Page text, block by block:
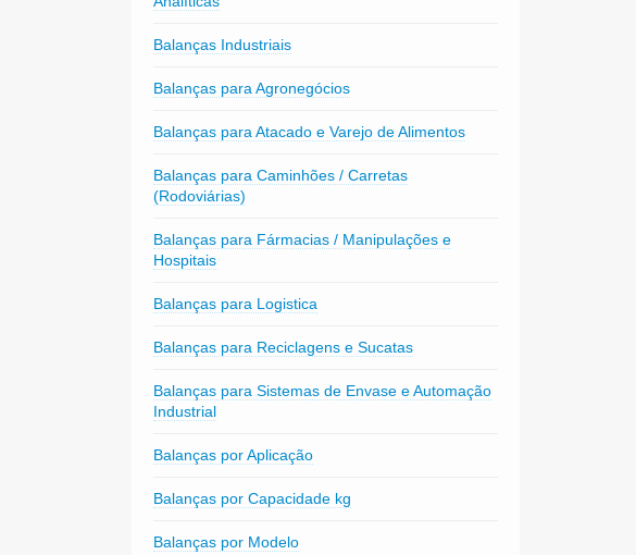
Balanças Industriais
Balanças para Agronegócios
Balanças para Atacado e Varejo de Alimentos
Balanças para Caminhões / Carretas
(Rodoviárias)
Balanças para Fármacias / Manipulações e
Hospitais
Balanças para Logistica
Balanças para Reciclagens e Sucatas
Balanças para Sistemas de Envase e Automação
Industrial
Balanças por Aplicação
Balanças por Capacidade kg
Balanças por Modelo